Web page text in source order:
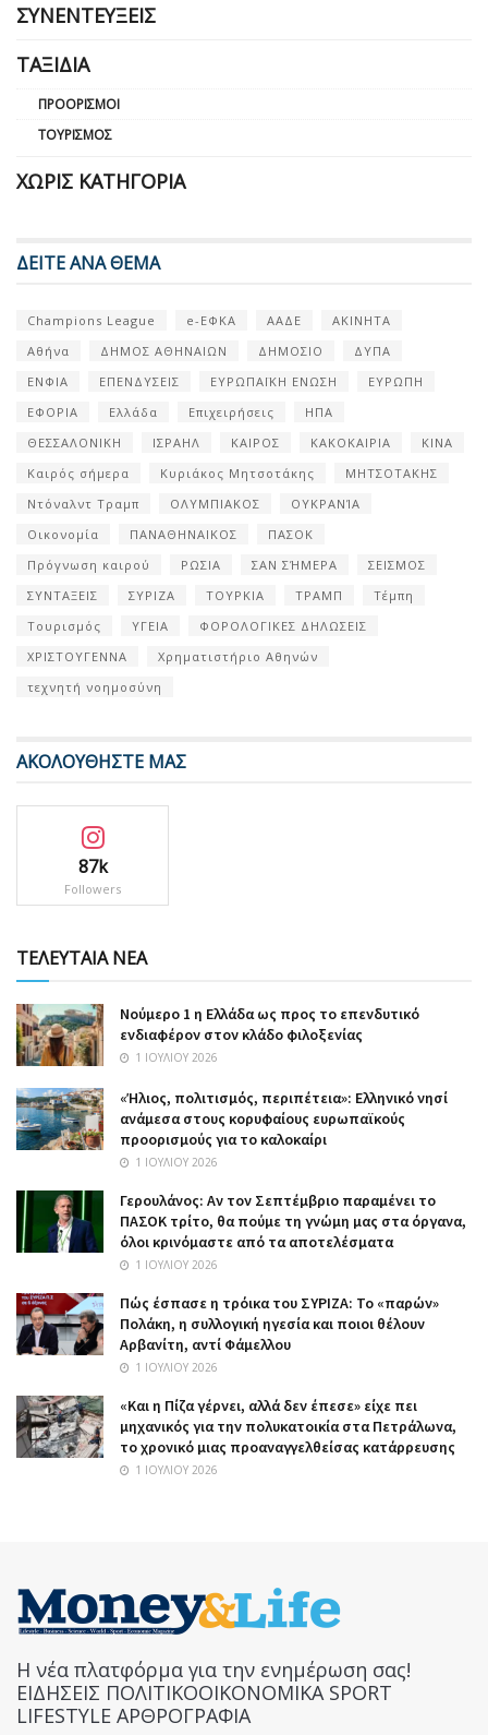
ΣΥΝΕΝΤΕΎΞΕΙΣ
ΤΑΞΊΔΙΑ
ΠΡΟΟΡΙΣΜΟΊ
ΤΟΥΡΙΣΜΌΣ
ΧΩΡΊΣ ΚΑΤΗΓΟΡΊΑ
ΔΕΙΤΕ ΑΝΑ ΘΕΜΑ
Champions League e-ΕΦΚΑ ΑΑΔΕ
ΑΚΙΝΗΤΑ
Αθήνα
ΔΗΜΟΣ ΑΘΗΝΑΙΩΝ ΔΗΜΟΣΙΟ
ΔΥΠΑ
ΕΝΦΙΑ
ΕΠΕΝΔΥΣΕΙΣ ΕΥΡΩΠΑΪΚΗ ΕΝΩΣΗ
ΕΥΡΩΠΗ
ΕΦΟΡΙΑ
Ελλάδα Επιχειρήσεις
ΗΠΑ
ΘΕΣΣΑΛΟΝΙΚΗ
ΙΣΡΑΗΛ ΚΑΙΡΟΣ ΚΑΚΟΚΑΙΡΙΑ
ΚΙΝΑ
Καιρός σήμερα
Κυριάκος Μητσοτάκης
ΜΗΤΣΟΤΑΚΗΣ
Ντόναλντ Τραμπ
ΟΛΥΜΠΙΑΚΟΣ
ΟΥΚΡΑΝΊΑ
Οικονομία
ΠΑΝΑΘΗΝΑΙΚΟΣ
ΠΑΣΟΚ
Πρόγνωση καιρού
ΡΩΣΙΑ ΣΑΝ ΣΉΜΕΡΑ
ΣΕΙΣΜΟΣ
ΣΥΝΤΑΞΕΙΣ
ΣΥΡΙΖΑ ΤΟΥΡΚΙΑ ΤΡΑΜΠ
Τέμπη
Τουρισμός
ΥΓΕΙΑ
ΦΟΡΟΛΟΓΙΚΕΣ ΔΗΛΩΣΕΙΣ
ΧΡΙΣΤΟΥΓΕΝΝΑ
Χρηματιστήριο Αθηνών
τεχνητή νοημοσύνη
ΑΚΟΛΟΥΘΗΣΤΕ ΜΑΣ
87k
Followers
ΤΕΛΕΥΤΑΙΑ ΝΕΑ
Nούμερο 1 η Ελλάδα ως προς το επενδυτικό
ενδιαφέρον στον κλάδο φιλοξενίας
1 ΙΟΥΛΊΟΥ 2026
«Ήλιος, πολιτισμός, περιπέτεια»: Ελληνικό νησί
ανάμεσα στους κορυφαίους ευρωπαϊκούς
προορισμούς για το καλοκαίρι
1 ΙΟΥΛΊΟΥ 2026
Γερουλάνος: Αν τον Σεπτέμβριο παραμένει το
ΠΑΣΟΚ τρίτο, θα πούμε τη γνώμη μας στα όργανα,
όλοι κρινόμαστε από τα αποτελέσματα
1 ΙΟΥΛΊΟΥ 2026
Πώς έσπασε η τρόικα του ΣΥΡΙΖΑ: Το «παρών»
Πολάκη, η συλλογική ηγεσία και ποιοι θέλουν
Αρβανίτη, αντί Φάμελλου
1 ΙΟΥΛΊΟΥ 2026
«Και η Πίζα γέρνει, αλλά δεν έπεσε» είχε πει
μηχανικός για την πολυκατοικία στα Πετράλωνα,
το χρονικό μιας προαναγγελθείσας κατάρρευσης
1 ΙΟΥΛΊΟΥ 2026
Η νέα πλατφόρμα για την ενημέρωση σας!
ΕΙΔΗΣΕΙΣ ΠΟΛΙΤΙΚΟΟΙΚΟΝΟΜΙΚΑ SPORT
LIFESTYLE ΑΡΘΡΟΓΡΑΦΙΑ